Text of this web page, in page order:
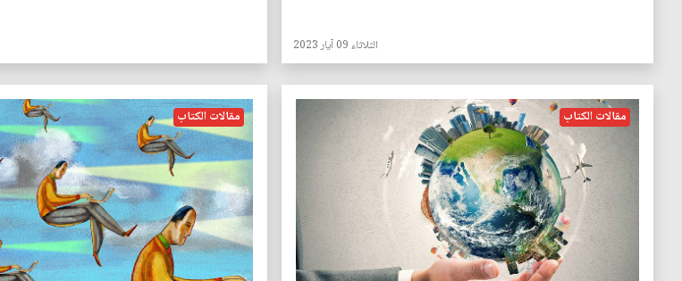
الثلاثاء 09 آيار 2023
مقالات الكتاب مقالات الكتاب